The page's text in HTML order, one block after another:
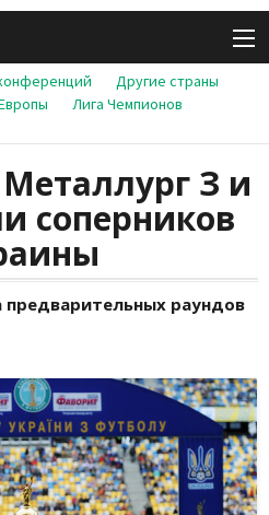
Другие страны
Лига Чемпионов
З и
соперников
предварительных раундов